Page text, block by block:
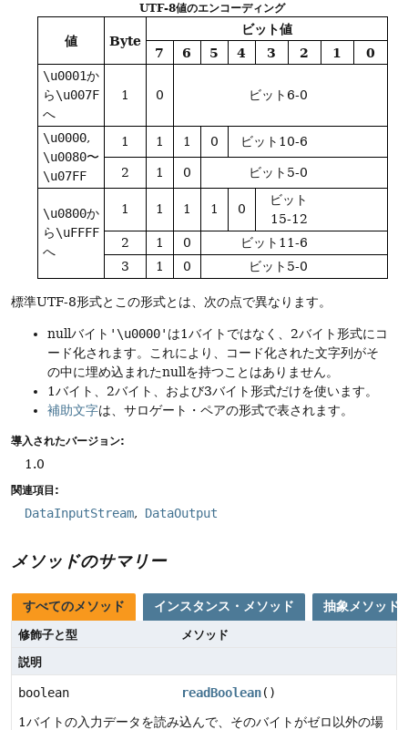
UTF-8値のエンコーディング
値 Byte
ビット値
7
6 5 4 3 2 1 0
\u0001か
ら\u007F
へ
1 0 ビット6-0
\u0000,
\u0080〜
\u07FF
1 1 1 0 ビット10-6
2 1 0 ビット5-0
\u0800か
ら\uFFFF
へ
1 1 1 1 0
ビット
15-12
2
1 0
ビット11-6
3
1 0 ビット5-0
標準UTF-8形式とこの形式とは、次の点で異なります。
nullバイト '\u0000' は1バイトではなく、2バイト形式にコ
ード化されます。これにより、コード化された文字列がそ
の中に埋め込まれたnullを持つことはありません。
1バイト、2バイト、および3バイト形式だけを使います。
補助文字は、サロゲート・ペアの形式で表されます。
導入されたバージョン:
1.0
関連項目:
DataInputStream DataOutput
メソッドのサマリー
すべてのメソッド インスタンス・メソッド 抽象メソッド
修飾子と型
メソッド
説明
boolean readBoolean()
1バイトの入力データを読み込んで、そのバイトがゼロ以外の場